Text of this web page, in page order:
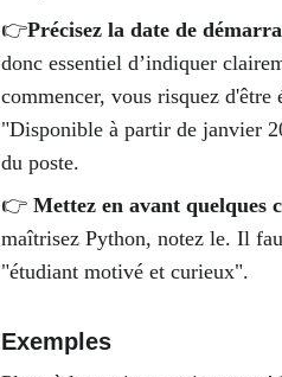
👉Précisez la date de
donc essentiel d’indiquer
commencer, vous risquez
"Disponible à partir de janvier
du poste.
👉 Mettez en avant quelques
maîtrisez Python, notez le. Il
"étudiant motivé et curieux".
Exemples